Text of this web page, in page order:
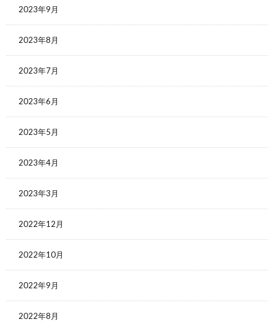
2023年9月
2023年8月
2023年7月
2023年6月
2023年5月
2023年4月
2023年3月
2022年12月
2022年10月
2022年9月
2022年8月